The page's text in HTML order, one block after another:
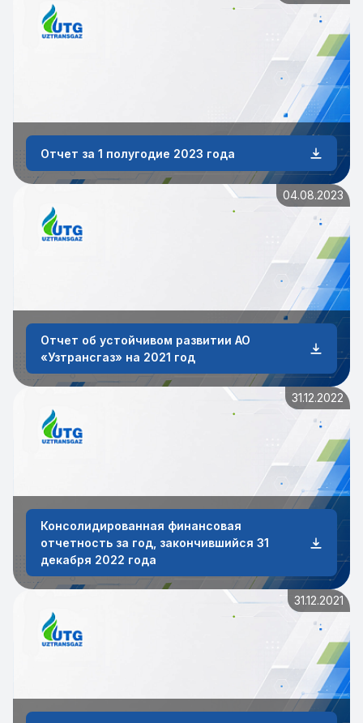
Отчет за 1 полугодие 2023 года
04.08.2023
Отчет об устойчивом развитии АО
«Узтрансгаз» на 2021 год
31.12.2022
Консолидированная финансовая
отчетность за год, закончившийся 31
декабря 2022 года
31.12.2021